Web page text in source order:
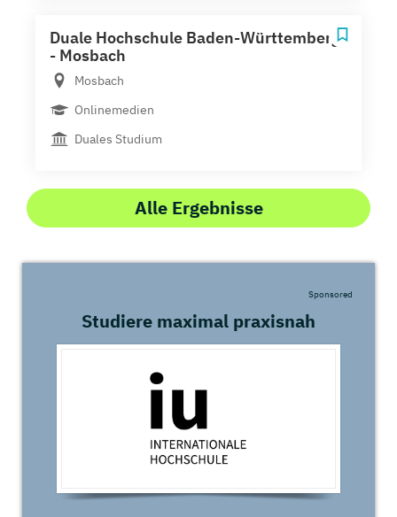
Duale Hochschule Baden-Württemberg
- Mosbach
Mosbach
Onlinemedien
Duales Studium
Alle Ergebnisse
Studiere maximal praxisnah
Sponsored